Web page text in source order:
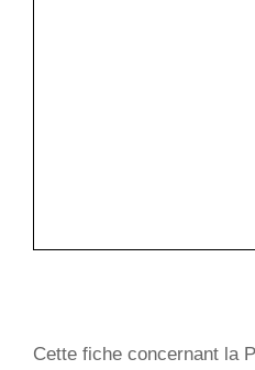
Cette fiche concernant la